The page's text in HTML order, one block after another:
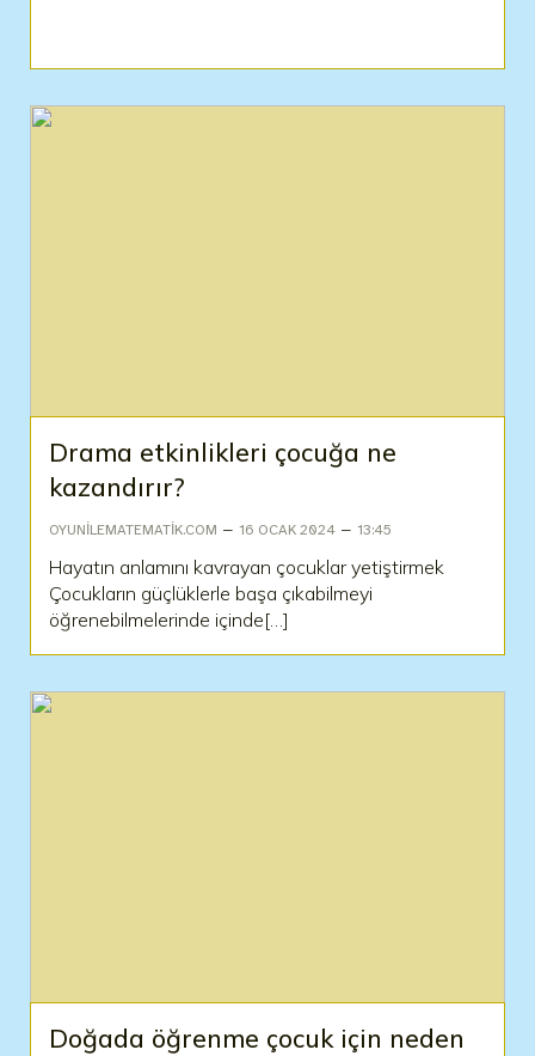
Drama etkinlikleri çocuğa ne
kazandırır?
OYUNILEMATEMATIK.COM – 16 OCAK 2024 – 13:45
Hayatın anlamını kavrayan çocuklar yetiştirmek
Çocukların güçlüklerle başa çıkabilmeyi
öğrenebilmelerinde içinde[…]
Doğada öğrenme çocuk için neden